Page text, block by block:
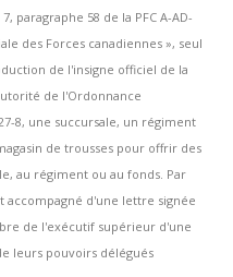
paragraphe 58 de la PFC A-AD-
des Forces canadiennes », seul
de l'insigne officiel de la
de l'Ordonnance
8, une succursale, un régiment
de trousses pour offrir des
au régiment ou au fonds. Par
accompagné d'une lettre signée
de l'exécutif supérieur d'une
leurs pouvoirs délégués